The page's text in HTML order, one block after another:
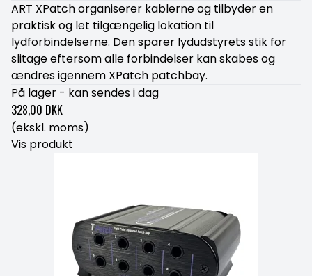
ART XPatch organiserer kablerne og tilbyder en
praktisk og let tilgængelig lokation til
lydforbindelserne. Den sparer lydudstyrets stik for
slitage eftersom alle forbindelser kan skabes og
ændres igennem XPatch patchbay.
På lager - kan sendes i dag
328,00 DKK
(ekskl. moms)
Vis produkt